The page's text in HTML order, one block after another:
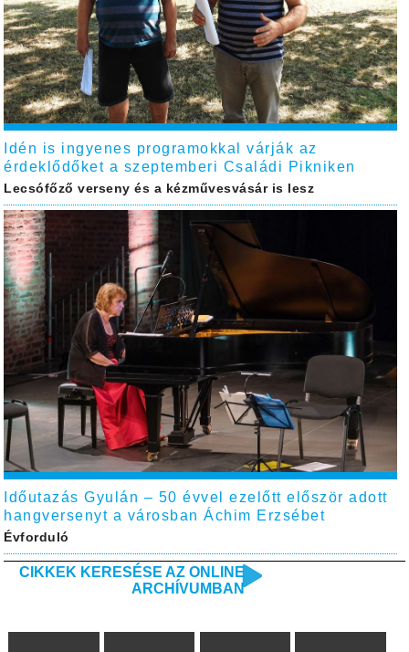
Idén is ingyenes programokkal várják az
érdeklődőket a szeptemberi Családi Pikniken
Lecsófőző verseny és a kézművesvásár is lesz
Időutazás Gyulán – 50 évvel ezelőtt először adott
hangversenyt a városban Áchim Erzsébet
Évforduló
CIKKEK KERESÉSE AZ ONLINE
ARCHÍVUMBAN